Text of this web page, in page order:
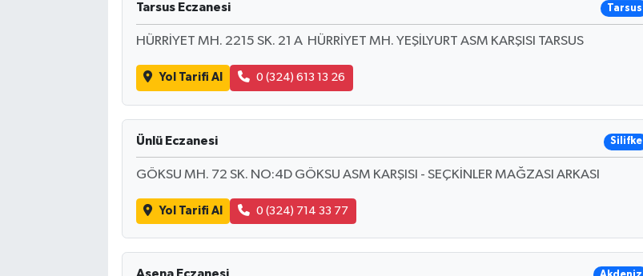
Tarsus Eczanesi Tarsus
HÜRRİYET MH. 2215 SK. 21 A HÜRRİYET MH. YEŞİLYURT ASM KARŞISI TARSUS
Yol Tarifi Al 0 (324) 613 13 26
Ünlü Eczanesi Silifke
GÖKSU MH. 72 SK. NO:4D GÖKSU ASM KARŞISI - SEÇKİNLER MAĞZASI ARKASI
Yol Tarifi Al 0 (324) 714 33 77